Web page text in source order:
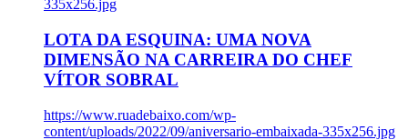
335x256.jpg
LOTA DA ESQUINA: UMA NOVA
DIMENSÃO NA CARREIRA DO CHEF
VÍTOR SOBRAL
https://www.ruadebaixo.com/wp-
content/uploads/2022/09/aniversario-embaixada-335x256.jpg